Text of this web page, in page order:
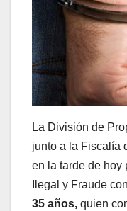
La División de
junto a la Fiscalía
en la tarde de hoy
Ilegal y Fraude
35 años, quien